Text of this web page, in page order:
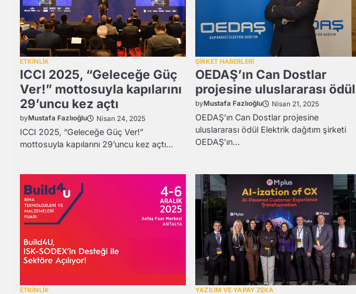
ETKİNLİK
ICCI 2025, “Geleceğe Güç
Ver!” mottosuyla kapılarını
29’uncu kez açtı
byMustafa Fazlıoğlu Nisan 24, 2025
ICCI 2025, “Geleceğe Güç Ver!”
mottosuyla kapılarını 29’uncu kez açtı…
ŞİRKET HABERLERİ
OEDAŞ’ın Can Dostlar
projesine uluslararası ödül
byMustafa Fazlıoğlu Nisan 21, 2025
OEDAŞ’ın Can Dostlar projesine
uluslararası ödül Elektrik dağıtım şirketi
OEDAŞ’ın…
ETKİNLİK YAZILIM VE YAPAY ZEKA